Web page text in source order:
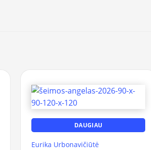
DAUGIAU
Eurika Urbonavičiūtė